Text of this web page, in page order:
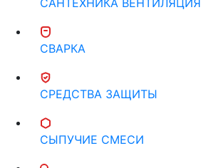
СВАРКА
СРЕДСТВА ЗАЩИТЫ
СЫПУЧИЕ СМЕСИ